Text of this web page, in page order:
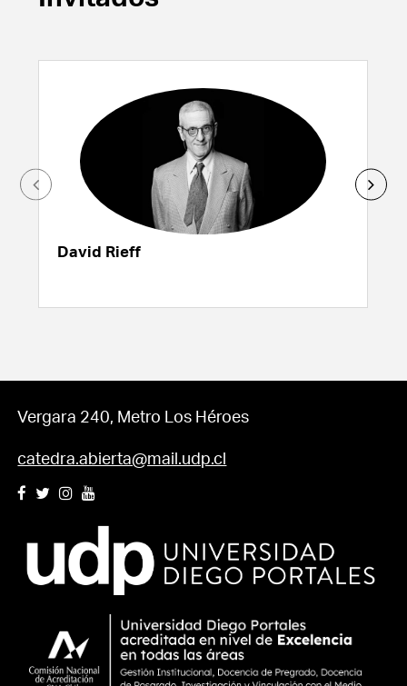
David Rieff
Vergara 240, Metro Los Héroes
catedra.abierta@mail.udp.cl